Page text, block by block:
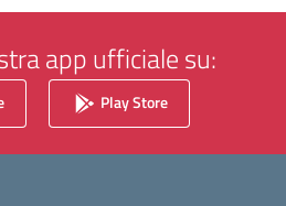
app ufficiale su:
Play Store